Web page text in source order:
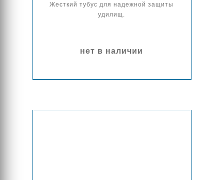
Жесткий тубус для надежной защиты
удилищ.
нет в наличии